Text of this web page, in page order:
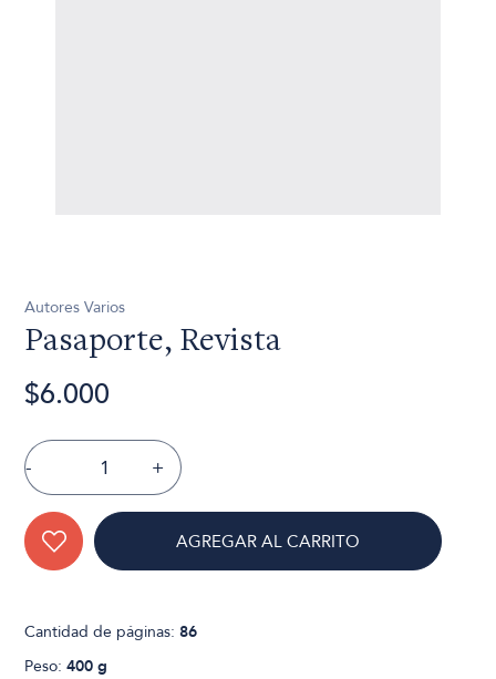
Autores Varios
Pasaporte, Revista
$6.000
- +
AGREGAR AL CARRITO
Cantidad de páginas:86
Peso:400 g